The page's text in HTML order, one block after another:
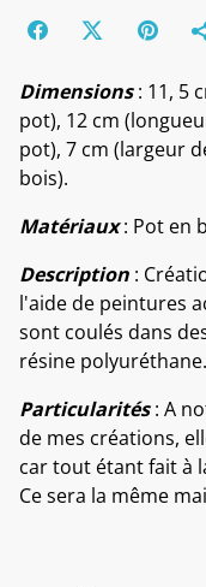
Dimensions: 11, 5
pot), 12 cm
pot), 7 cm (largeur
bois).
Matériaux: Pot en
Description :
l'aide de peintures
sont coulés dans
résine polyuréthane.
Particularités: A
de mes créations,
car tout étant fait à
Ce sera la même